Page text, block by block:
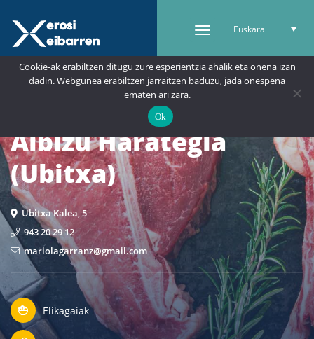
Euskara
Albizu Harategia
(Ubitxa)
Ubitxa Kalea, 5
943 20 29 12
mariolagarranz@gmail.com
Elikagaiak
Cookie-ak erabiltzen ditugu zure esperientzia ahalik eta onena izan
dadin. Webgunea erabiltzen jarraitzen baduzu, jada onespena
ematen ari zara.
Ok